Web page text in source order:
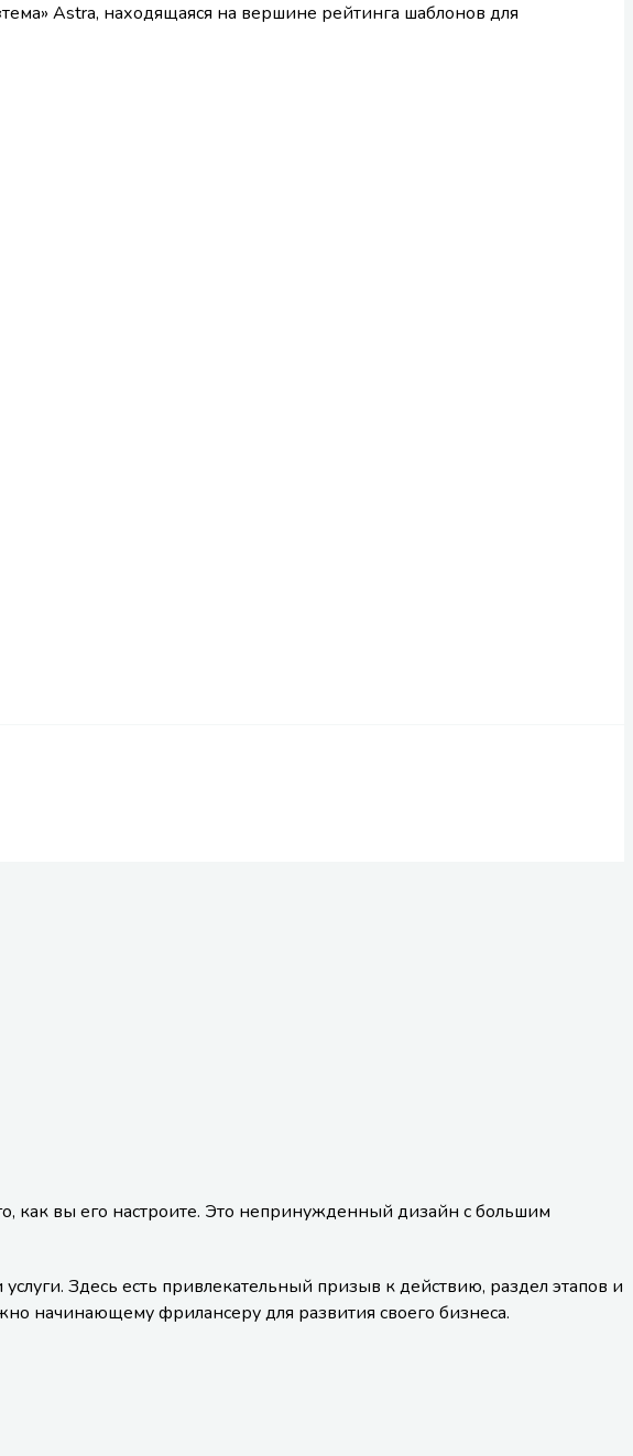
Astra, находящаяся на вершине рейтинга шаблонов для
как вы его настроите. Это непринужденный дизайн с большим
Здесь есть привлекательный призыв к действию, раздел этапов и
начинающему фрилансеру для развития своего бизнеса.